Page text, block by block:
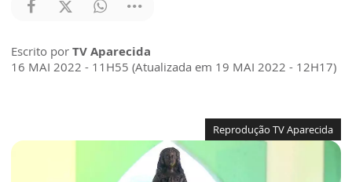
Escrito por TV Aparecida
16 MAI 2022 - 11H55 (Atualizada em 19 MAI 2022 - 12H17)
Reprodução TV Aparecida